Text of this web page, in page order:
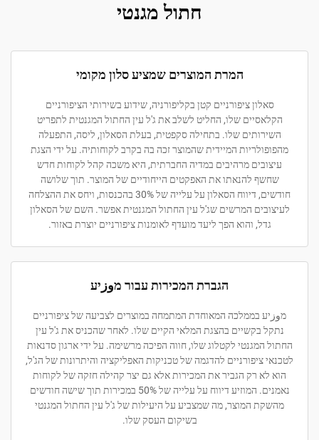
חתול מגנטי
המרת המוצרים שמציע סלון מקומי
סאלון ציפורניים קטן בקליפורניה, שידוע בשירותי הציפורניים
הקלאסיים שלו, החליט לשלב את ג'ל עין החתול המגנטית לתפריט
השירותים שלו. בתחילה סקפטית, בעלת הסאלון, ליסה, התפעלה
מהפופולריות המיידית שהמוצר זכה בה בקרב לקוחותיה. על ידי הצגת
עיצובים מרהיבים במדיה החברתית, היא משכה קהל לקוחות חדש
שחשף להנאתו את האפקטים הייחודיים של המוצר. תוך שלושה
חודשים, דיווח הסאלון על עלייה של 30% בהכנסות, ויחס את ההצלחה
לעיצובים המרשים שג'ל עין החתול המגנטית אפשר. השם של הסאלון
גדל, והוא הפך ליעד מועדף לאומנות ציפורניים יוצרת באזור.
הגברת המכירות עבור מوزיע
מوزיע בממלכה המאוחדת המתמחה במוצרים לצביעה של ציפורניים
נתקל בקשיים בהצגת המלאי הקיים שלו. לאחר שהכניס את ג'ל עין
החתול המגנטי לקטלוג שלו, חווה הפיכה מרשימה. על ידי ארגון סדנאות
לטכנאי ציפורניים להדגמה של טכניקות האפליקציה והיתרונות של הג'ל,
הוא לא רק הגביר את המכירות אלא גם יצר קהילה חזקה של לקוחות
נאמנים. המוזיע דיווח על עלייה של 50% במכירות תוך שישה חודשים
מהשקת המוצר, מה שמצביע על היעילות של ג'ל עין החתול המגנטי
בשיקום העסק שלו.